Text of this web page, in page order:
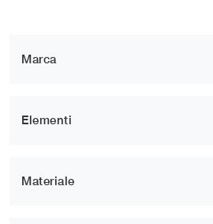
Marca
Elementi
Materiale